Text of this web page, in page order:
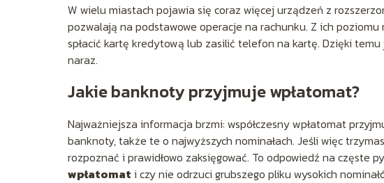
W wielu miastach pojawia się coraz więcej urządzeń z
pozwalają na podstawowe operacje na rachunku. Z ich
spłacić kartę kredytową lub zasilić telefon na kartę. Dzięki
naraz.
Jakie banknoty przyjmuje wpłatomat?
Najważniejsza informacja brzmi: współczesny wpłatomat
banknoty, także te o najwyższych nominałach. Jeśli więc
rozpoznać i prawidłowo zaksięgować. To odpowiedź na częste
wpłatomat i czy nie odrzuci grubszego pliku wysokich